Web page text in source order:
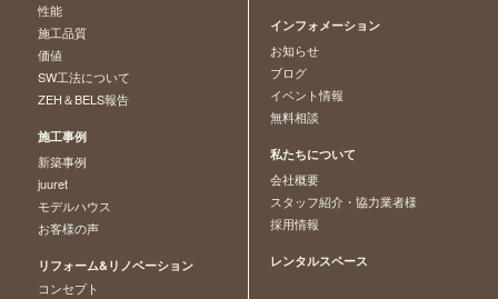
性能
施工品質
価値
SW工法について
ZEH＆BELS報告
施工事例
新築事例
juuret
モデルハウス
お客様の声
リフォーム&リノベーション
コンセプト
インフォメーション
お知らせ
ブログ
イベント情報
無料相談
私たちについて
会社概要
スタッフ紹介・協力業者様
採用情報
レンタルスペース